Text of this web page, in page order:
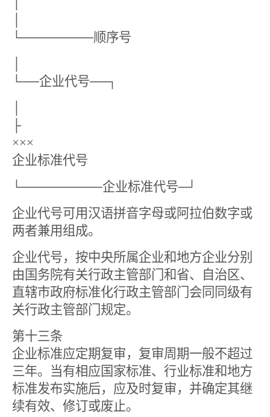
└────────顺序号
└──企业代号──┐
├
×××
企业标准代号
└─────────企业标准代号─┘
企业代号可用汉语拼音字母或阿拉伯数字或
两者兼用组成。
企业代号，按中央所属企业和地方企业分别
由国务院有关行政主管部门和省、自治区、
直辖市政府标准化行政主管部门会同同级有
关行政主管部门规定。
第十三条
企业标准应定期复审，复审周期一般不超过
三年。当有相应国家标准、行业标准和地方
标准发布实施后，应及时复审，并确定其继
续有效、修订或废止。